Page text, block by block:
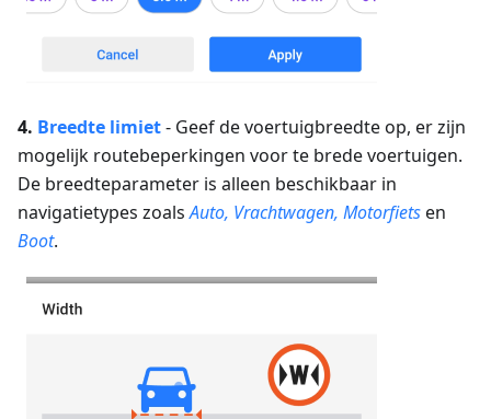
4. Breedte limiet- Geef de voertuigbreedte op, er zijn
mogelijk routebeperkingen voor te brede voertuigen.
De breedteparameter is alleen beschikbaar in
navigatietypes zoalsAuto, Vrachtwagen, Motorfietsen
Boot.